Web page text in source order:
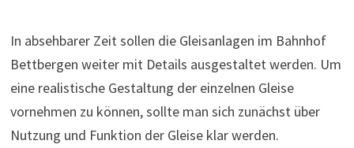
In absehbarer Zeit sollen die Gleisanlagen im Bahnhof
Bettbergen weiter mit Details ausgestaltet werden. Um
eine realistische Gestaltung der einzelnen Gleise
vornehmen zu können, sollte man sich zunächst über
Nutzung und Funktion der Gleise klar werden.